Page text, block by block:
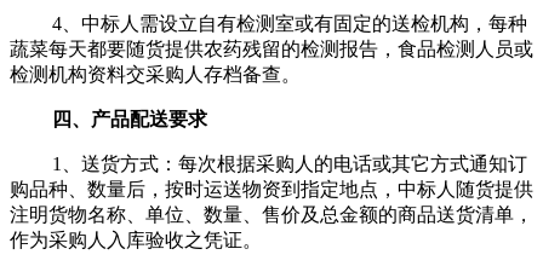
4、中标人需设立自有检测室或有固定的送检机构，每种
蔬菜每天都要随货提供农药残留的检测报告，食品检测人员或
检测机构资料交采购人存档备查。
四、产品配送要求
1、送货方式：每次根据采购人的电话或其它方式通知订
购品种、数量后，按时运送物资到指定地点，中标人随货提供
注明货物名称、单位、数量、售价及总金额的商品送货清单，
作为采购人入库验收之凭证。